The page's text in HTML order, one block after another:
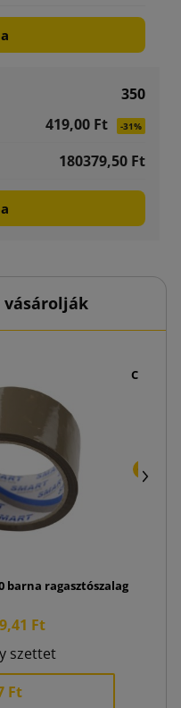
350
419,00 Ft
-31%
180379,50 Ft
barna ragasztószalag
Ft
szettet
Ft